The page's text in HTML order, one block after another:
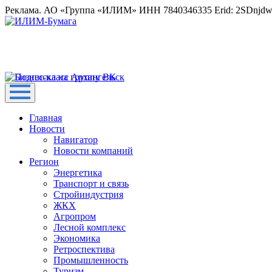
Реклама. АО «Группа «ИЛИМ» ИНН 7840346335 Erid:
Главная
Новости
Навигатор
Новости компаний
Регион
Энергетика
Транспорт и связь
Стройиндустрия
ЖКХ
Агропром
Лесной комплекс
Экономика
Ретроспектива
Промышленность